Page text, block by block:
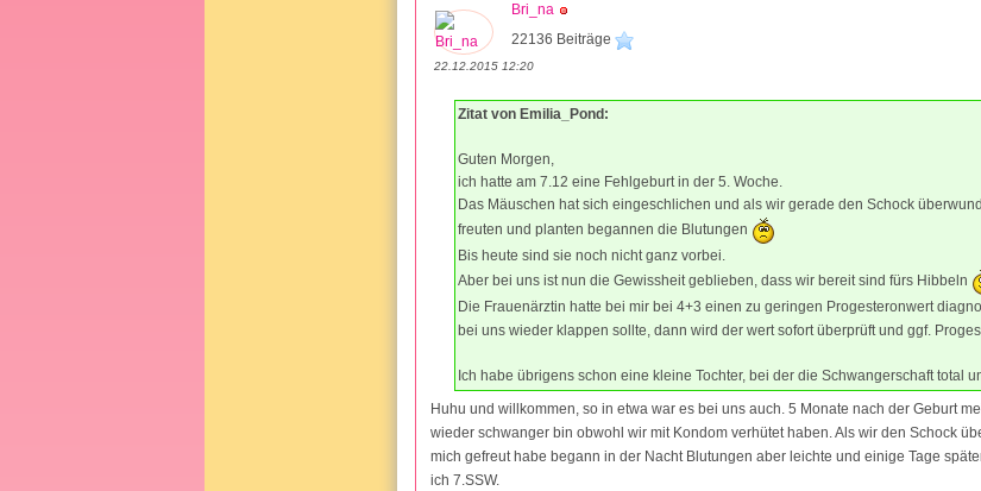
Bri_na
22136 Beiträge
22.12.2015 12:20
Zitat von Emilia_Pond:
Guten Morgen,
ich hatte am 7.12 eine Fehlgeburt in der 5. Woche.
Das Mäuschen hat sich eingeschlichen und als wir gerade den Schock
freuten und planten begannen die Blutungen
Bis heute sind sie noch nicht ganz vorbei.
Aber bei uns ist nun die Gewissheit geblieben, dass wir bereit sind fürs Hibbeln
Die Frauenärztin hatte bei mir bei 4+3 einen zu geringen Progesteronwert
bei uns wieder klappen sollte, dann wird der wert sofort überprüft und ggf.
Ich habe übrigens schon eine kleine Tochter, bei der die Schwangerschaft total
Huhu und willkommen, so in etwa war es bei uns auch. 5 Monate nach der Geburt
wieder schwanger bin obwohl wir mit Kondom verhütet haben. Als wir den Schock
mich gefreut habe begann in der Nacht Blutungen aber leichte und einige Tage
ich 7.SSW.